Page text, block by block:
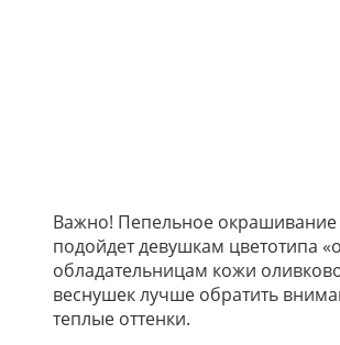
Важно! Пепельное окрашивание
подойдет девушкам цветотипа
обладательницам кожи
веснушек лучше обратить
теплые оттенки.